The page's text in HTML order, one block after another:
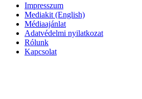
Impresszum
Mediakit (English)
Médiaajánlat
Adatvédelmi nyilatkozat
Rólunk
Kapcsolat